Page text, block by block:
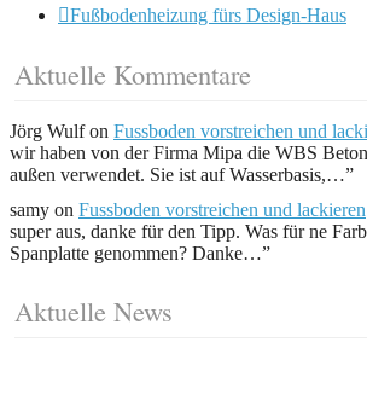
Fußbodenheizung fürs Design-Haus
Aktuelle Kommentare
Jörg Wulfon Fussboden vorstreichen und
wir haben von der Firma Mipa die WBS
außen verwendet. Sie ist auf Wasserbasis,…”
samy on Fussboden vorstreichen und lackieren
super aus, danke für den Tipp. Was für ne
Spanplatte genommen? Danke…”
Aktuelle News